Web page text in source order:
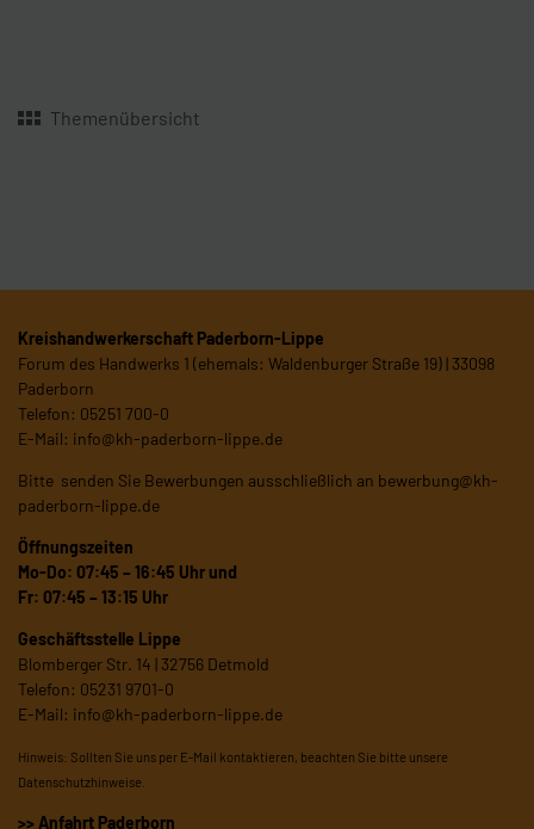
Themenübersicht
Kreishandwerkerschaft Paderborn-Lippe
Forum des Handwerks 1 (ehemals: Waldenburger Straße 19) | 33098
Paderborn
Telefon: 05251 700-0
E-Mail: info@kh-paderborn-lippe.de
Bitte senden Sie Bewerbungen ausschließlich an bewerbung@kh-
paderborn-lippe.de
Öffnungszeiten
Mo-Do: 07:45 – 16:45 Uhr und
Fr: 07:45 – 13:15 Uhr
Geschäftsstelle Lippe
Blomberger Str. 14 | 32756 Detmold
Telefon: 05231 9701-0
E-Mail: info@kh-paderborn-lippe.de
Hinweis: Sollten Sie uns per E-Mail kontaktieren, beachten Sie bitte unsere
Datenschutzhinweise
>> Anfahrt Paderborn